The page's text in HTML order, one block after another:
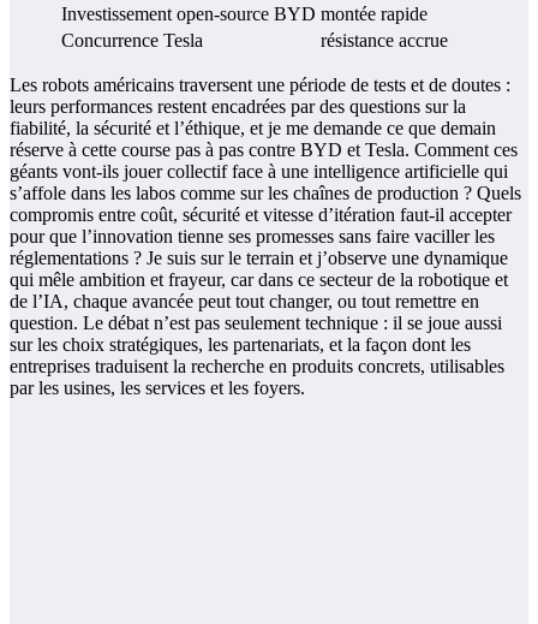
Investissement open-source BYD montée rapide
Concurrence Tesla
résistance accrue
Les robots américains traversent une période de tests et de doutes :
leurs performances restent encadrées par des questions sur la
fiabilité, la sécurité et l’éthique, et je me demande ce que demain
réserve à cette course pas à pas contre BYD et Tesla. Comment ces
géants vont-ils jouer collectif face à une intelligence artificielle qui
s’affole dans les labos comme sur les chaînes de production ? Quels
compromis entre coût, sécurité et vitesse d’itération faut-il accepter
pour que l’innovation tienne ses promesses sans faire vaciller les
réglementations ? Je suis sur le terrain et j’observe une dynamique
qui mêle ambition et frayeur, car dans ce secteur de la robotique et
de l’IA, chaque avancée peut tout changer, ou tout remettre en
question. Le débat n’est pas seulement technique : il se joue aussi
sur les choix stratégiques, les partenariats, et la façon dont les
entreprises traduisent la recherche en produits concrets, utilisables
par les usines, les services et les foyers.